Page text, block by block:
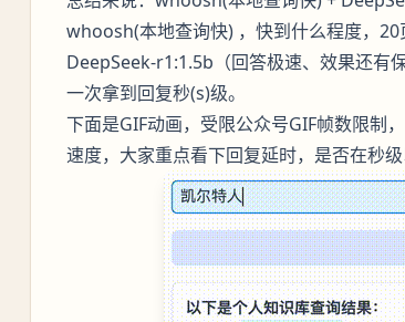
whoosh(本地查询快) ，快到什么程度，20
DeepSeek-r1:1.5b（回答极速、效果还有
一次拿到回复秒(s)级。
下面是GIF动画，受限公众号GIF帧数限制
速度，大家重点看下回复延时，是否在秒级